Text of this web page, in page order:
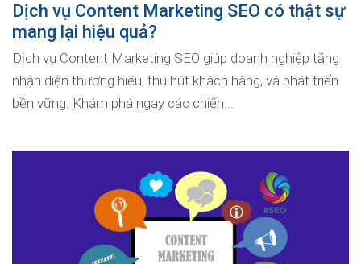
Dịch vụ Content Marketing SEO có thật sự
mang lại hiệu quả?
Dịch vụ Content Marketing SEO giúp doanh nghiệp tăng
nhận diện thương hiệu, thu hút khách hàng, và phát triển
bền vững. Khám phá ngay các chiến...